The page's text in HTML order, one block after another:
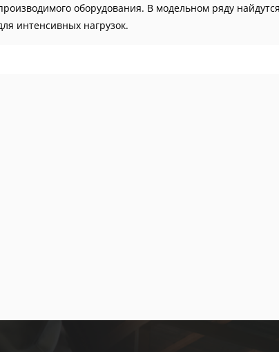
оборудования. В модельном ряду
интенсивных нагрузок.